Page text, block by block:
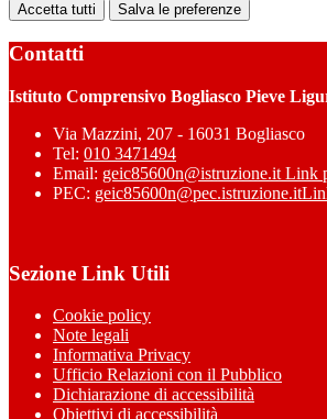
Accetta tutti Salva le preferenze
Contatti
Istituto Comprensivo Bogliasco Pieve
Via Mazzini, 207 - 16031 Bogliasco
Tel: 010 3471494
Email: geic85600n@istruzione.it Link
PEC: geic85600n@pec.istruzione.it
Sezione Link Utili
Cookie policy
Note legali
Informativa Privacy
Ufficio Relazioni con il Pubblico
Dichiarazione di accessibilità
Obiettivi di accessibilità